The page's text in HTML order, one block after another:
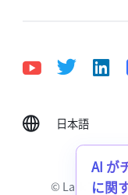
日本語
Bahasa Indonesia
Tiếng Việt
ไทย
© Lark
AI が
に関